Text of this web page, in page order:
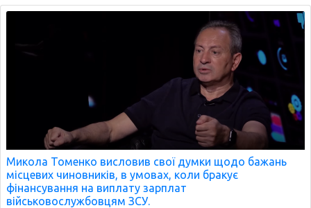
Микола Томенко висловив свої думки щодо бажань
місцевих чиновників, в умовах, коли бракує
фінансування на виплату зарплат
військовослужбовцям ЗСУ.